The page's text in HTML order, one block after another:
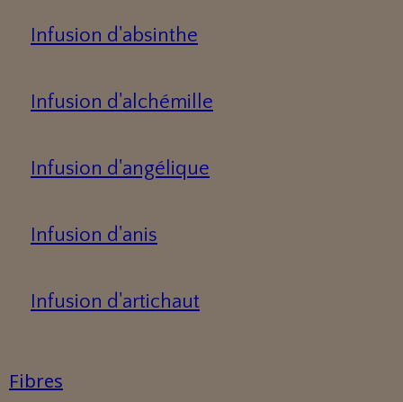
Infusion d'absinthe
Infusion d'alchémille
Infusion d'angélique
Infusion d'anis
Infusion d'artichaut
Fibres